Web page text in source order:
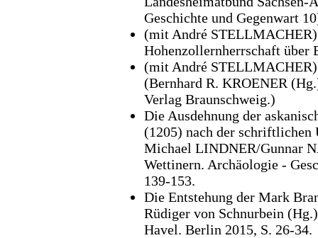
Geschichte und Gegenwart
(mit André
Hohenzollernherrschaft über
(mit André
(Bernhard R. KROENER
Verlag Braunschweig.)
Die Ausdehnung der
(1205) nach der
Michael LINDNER/Gunnar
Wettinern. Archäologie -
139-153.
Die Entstehung der Mark
Rüdiger von Schnurbein
Havel. Berlin 2015, S. 26-34.